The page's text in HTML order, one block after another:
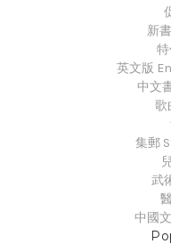
新
英文版
中文
歌
集郵
武
中國